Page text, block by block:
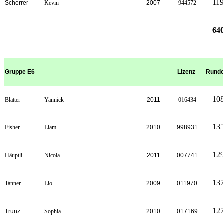
Scherrer Kevin 2007 944572 119
Gruppe E6 Lizenz
Blatter Yannick 2011 016434
Fisher Liam 2010 998931
Häuptli Nicola 2011 007741
Tanner Lio 2009 011970
Trunz Sophia 2010 017169